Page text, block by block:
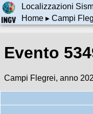
Localizzazioni
Home▸ Campi
Evento
Campi Flegrei, anno